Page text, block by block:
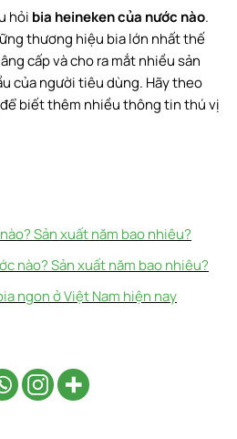
hỏi bia heineken của nước nào.
thương hiệu bia lớn nhất thế
cấp và cho ra mắt nhiều sản
của người tiêu dùng. Hãy theo
để biết thêm nhiều thông tin thú vị
Sản xuất năm bao nhiêu?
nào? Sản xuất năm baonhiêu?
ngon ở Việt Nam hiện nay